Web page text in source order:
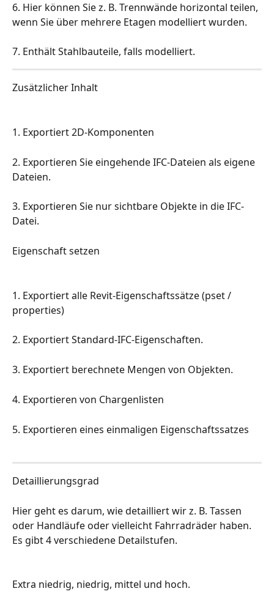
6. Hier können Sie z. B. Trennwände horizontal teilen,
wenn Sie über mehrere Etagen modelliert wurden.
7. Enthält Stahlbauteile, falls modelliert.
Zusätzlicher Inhalt
1. Exportiert 2D-Komponenten
2. Exportieren Sie eingehende IFC-Dateien als eigene
Dateien.
3. Exportieren Sie nur sichtbare Objekte in die IFC-
Datei.
Eigenschaft setzen
1. Exportiert alle Revit-Eigenschaftssätze (pset /
properties)
2. Exportiert Standard-IFC-Eigenschaften.
3. Exportiert berechnete Mengen von Objekten.
4. Exportieren von Chargenlisten
5. Exportieren eines einmaligen Eigenschaftssatzes
Detaillierungsgrad
Hier geht es darum, wie detailliert wir z. B. Tassen
oder Handläufe oder vielleicht Fahrradräder haben.
Es gibt 4 verschiedene Detailstufen.
Extra niedrig, niedrig, mittel und hoch.